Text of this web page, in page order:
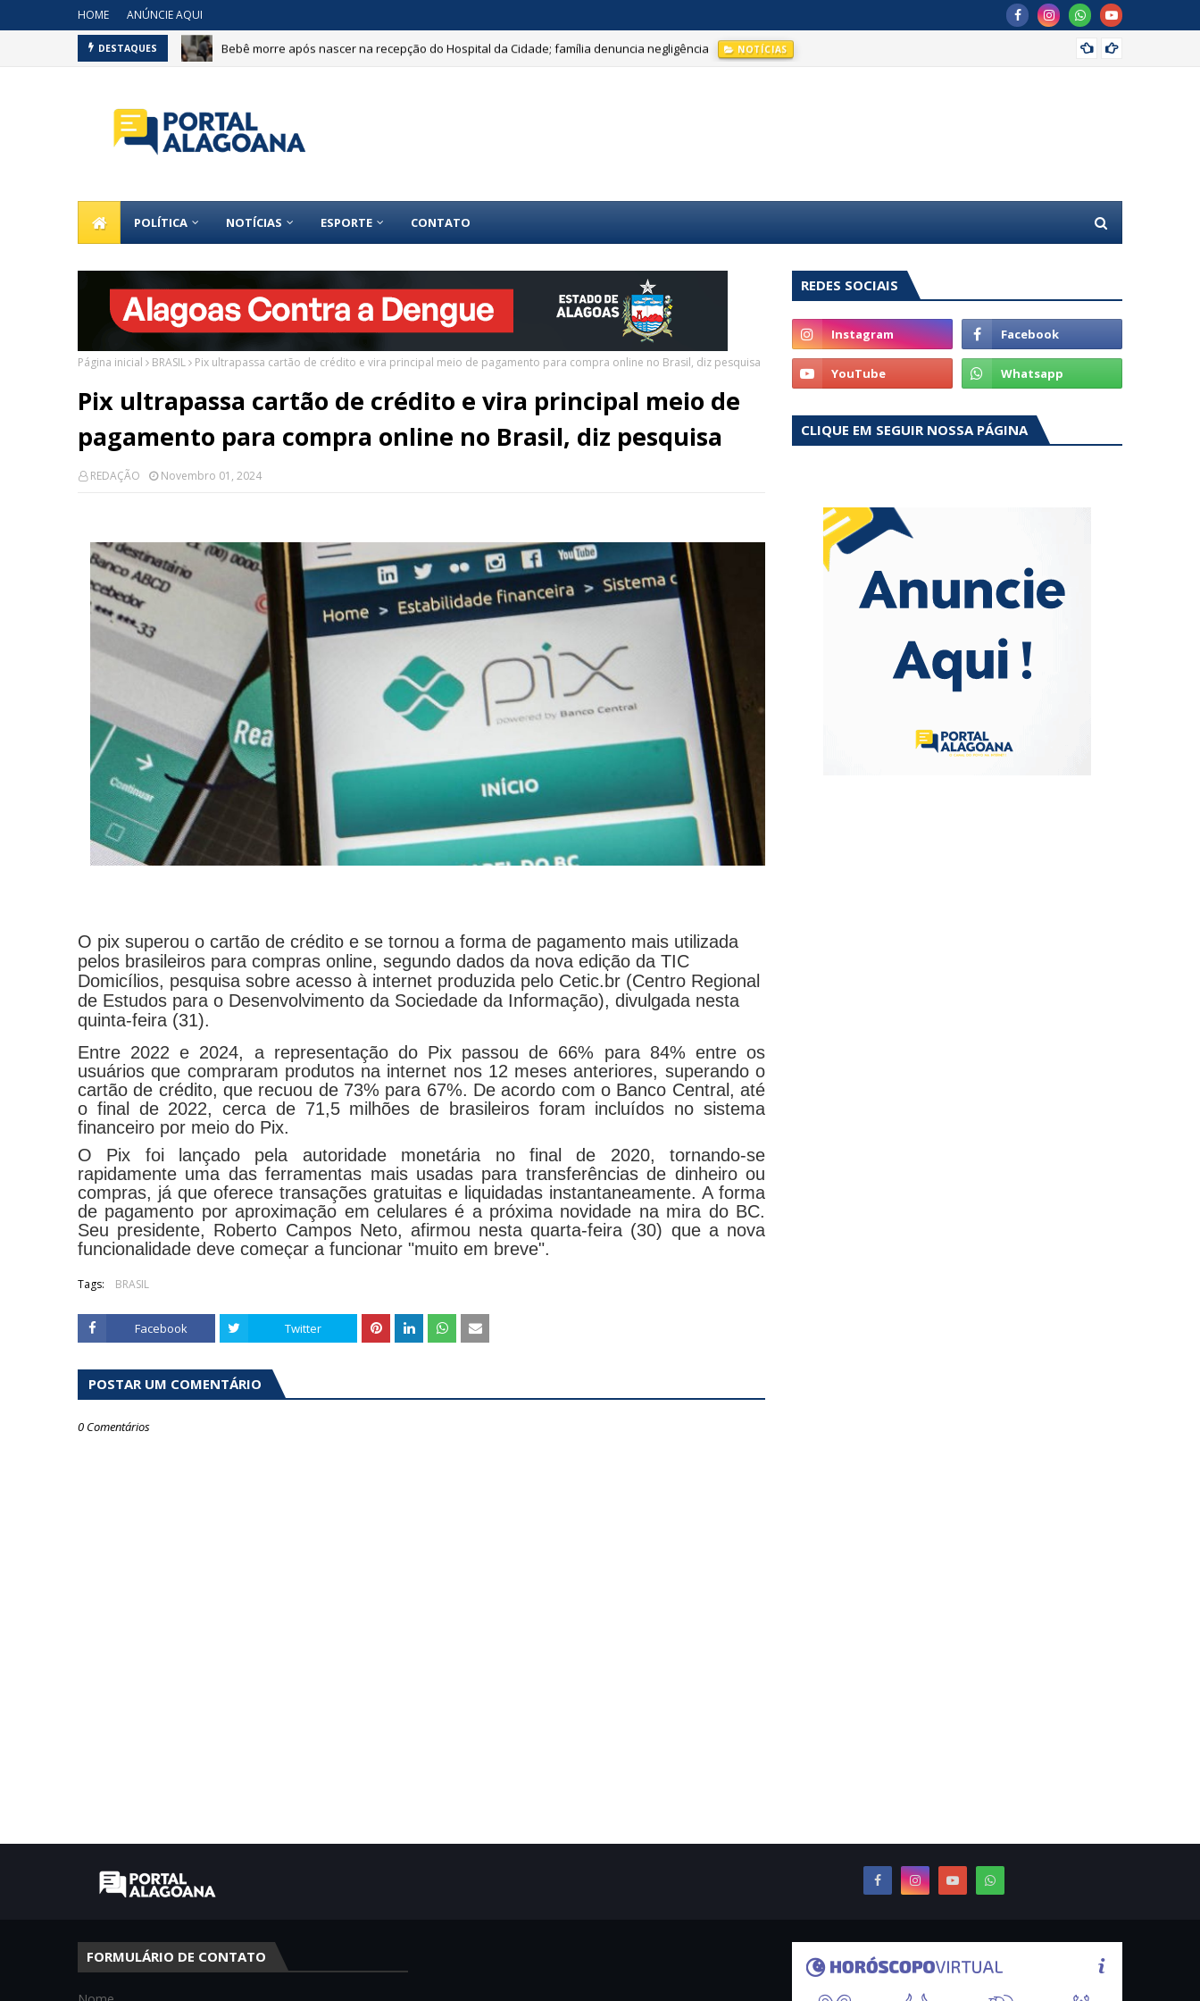
HOME ANÚNCIE AQUI
DESTAQUES Bebê morre após nascer na recepção do Hospital da Cidade; família denuncia negligência NOTÍCIAS
POLÍTICA NOTÍCIAS ESPORTE CONTATO
Página inicial BRASIL Pix ultrapassa cartão de crédito e vira principal meio de pagamento para compra online no Brasil, diz pesquisa
Pix ultrapassa cartão de crédito e vira principal meio de
pagamento para compra online no Brasil, diz pesquisa
REDAÇÃO Novembro 01, 2024
O pix superou o cartão de crédito e se tornou a forma de pagamento mais utilizada
pelos brasileiros para compras online, segundo dados da nova edição da TIC
Domicílios, pesquisa sobre acesso à internet produzida pelo Cetic.br (Centro Regional
de Estudos para o Desenvolvimento da Sociedade da Informação), divulgada nesta
quinta-feira (31).
Entre 2022 e 2024, a representação do Pix passou de 66% para 84% entre os
usuários que compraram produtos na internet nos 12 meses anteriores, superando o
cartão de crédito, que recuou de 73% para 67%. De acordo com o Banco Central, até
o final de 2022, cerca de 71,5 milhões de brasileiros foram incluídos no sistema
financeiro por meio do Pix.
O Pix foi lançado pela autoridade monetária no final de 2020, tornando-se
rapidamente uma das ferramentas mais usadas para transferências de dinheiro ou
compras, já que oferece transações gratuitas e liquidadas instantaneamente. A forma
de pagamento por aproximação em celulares é a próxima novidade na mira do BC.
Seu presidente, Roberto Campos Neto, afirmou nesta quarta-feira (30) que a nova
funcionalidade deve começar a funcionar "muito em breve".
Tags: BRASIL
Facebook Twitter
POSTAR UM COMENTÁRIO
0 Comentários
REDES SOCIAIS
CLIQUE EM SEGUIR NOSSA PÁGINA
FORMULÁRIO DE CONTATO